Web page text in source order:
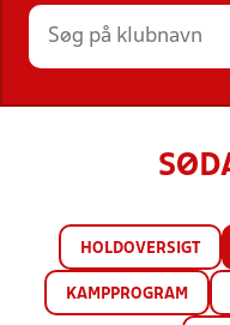
HOLDOVERSIGT
KAMPPROGRAM